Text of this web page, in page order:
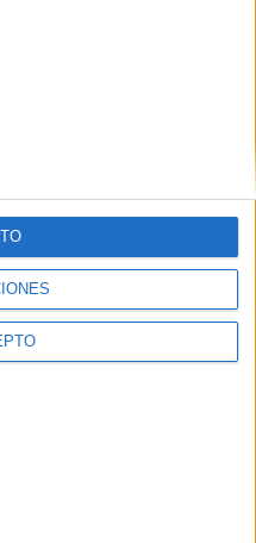
Madrid